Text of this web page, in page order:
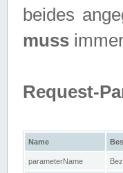
beides
muss
Request-
Name
parameterName